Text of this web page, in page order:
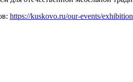
https://kuskovo.ru/our-events/